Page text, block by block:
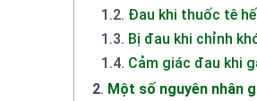
1.2. Đau khi thuốc tê
1.3. Bị đau khi chỉnh
1.4. Cảm giác đau khi
2. Một số nguyên nhân